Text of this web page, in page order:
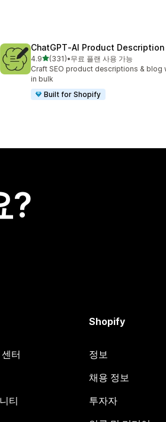
ChatGPT‑AI Product Description
4.9별 5개 중
(331)
총 리뷰 331개
•무료 플랜 사용 가능
Craft SEO product descriptions & blog
in bulk
Built for Shopify
?
터
티
Shopify
정보
채용 정보
투자자